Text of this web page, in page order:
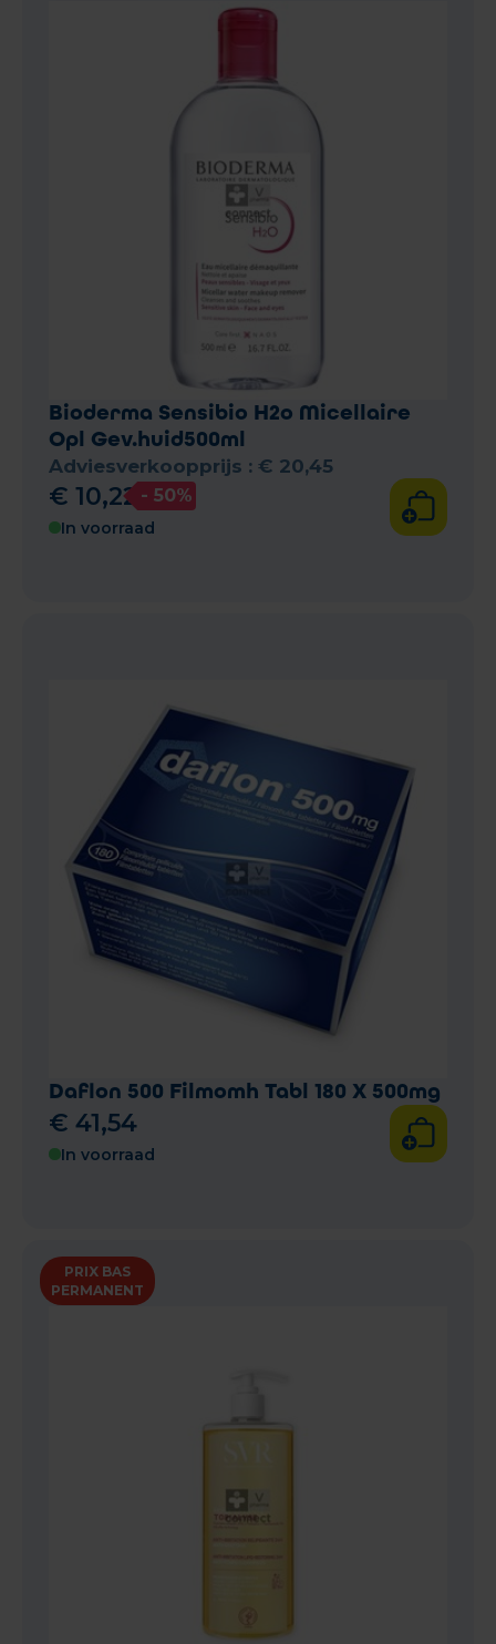
Bioderma Sensibio H2o Micellaire
Opl Gev.huid500ml
Adviesverkoopprijs : € 20,45
€ 10,22 - 50%
In voorraad
Daflon 500 Filmomh Tabl 180 X 500mg
€ 41,54
In voorraad
PRIX BAS
PERMANENT